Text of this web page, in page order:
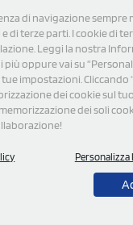
di navigazione sempre
di terze parti. I cookie di
Leggi la nostra
oppure vai su
impostazioni. Cliccando
dei cookie sul
dei soli
Personalizza
non
maggiori informazioni
cm
composta da
colorati, 5 blocchi